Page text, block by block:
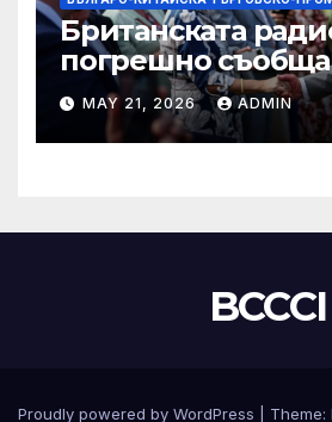
Британската
погрешно
смъртта на крал
MAY 21, 2026 ADMIN
BCCCI
Proudly powered by WordPress Theme: